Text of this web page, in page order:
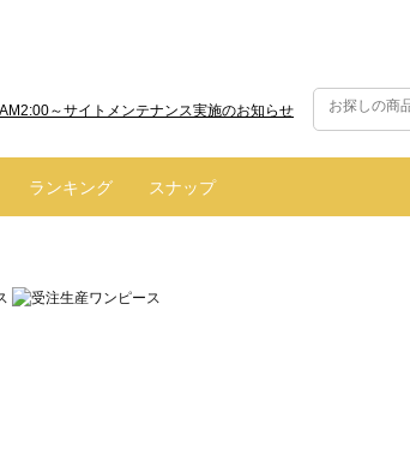
～サイトメンテナンス実施のお知らせ
ランキング スナップ